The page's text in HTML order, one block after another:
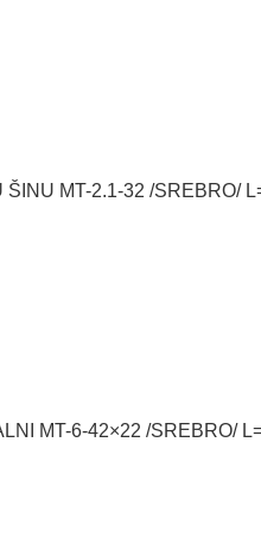
MT-2.1-32 /SREBRO/
MT-6-42×22 /SREBRO/